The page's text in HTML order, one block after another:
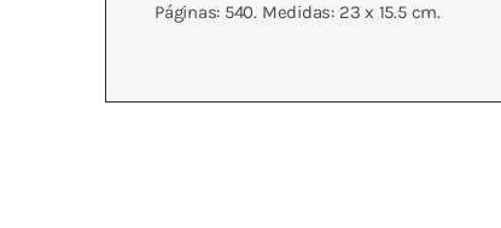
Páginas: 540. Medidas: 23 x 15.5 cm.